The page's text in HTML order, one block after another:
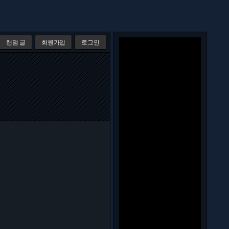
랜덤 글 회원가입 로그인